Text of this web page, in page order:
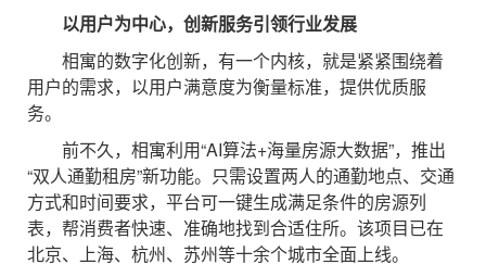
以用户为中心，创新服务引领行业发展
相寓的数字化创新，有一个内核，就是紧紧围绕着
用户的需求，以用户满意度为衡量标准，提供优质服
务。
前不久，相寓利用“AI算法+海量房源大数据”，推出
“双人通勤租房”新功能。只需设置两人的通勤地点、交通
方式和时间要求，平台可一键生成满足条件的房源列
表，帮消费者快速、准确地找到合适住所。该项目已在
北京、上海、杭州、苏州等十余个城市全面上线。